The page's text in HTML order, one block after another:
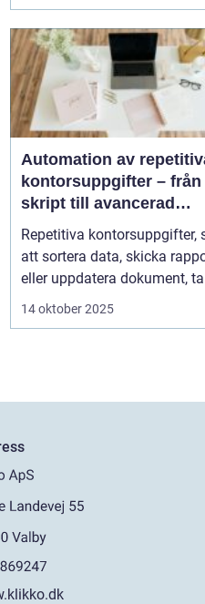
Automation av
kontorsuppgifter – från
skript till avancerad
programvara
Repetitiva kontorsuppgifter,
att sortera data, skicka
eller uppdatera dokument,
14 oktober 2025